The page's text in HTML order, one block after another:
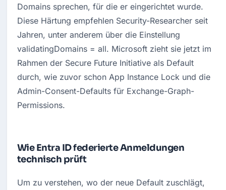
Domains sprechen, für die er eingerichtet wurde.
Diese Härtung empfehlen Security-Researcher seit
Jahren, unter anderem über die Einstellung
validatingDomains = all. Microsoft zieht sie jetzt im
Rahmen der Secure Future Initiative als Default
durch, wie zuvor schon App Instance Lock und die
Admin-Consent-Defaults für Exchange-Graph-
Permissions.
Wie Entra ID federierte Anmeldungen
technisch prüft
Um zu verstehen, wo der neue Default zuschlägt,